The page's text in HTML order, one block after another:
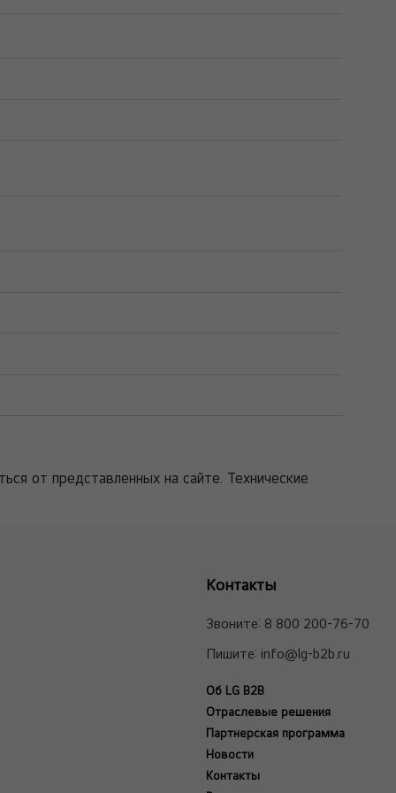
от представленных на сайте. Технические
Контакты
Звоните: 8 800 200-76-70
Пишите: info@lg-b2b.ru
Об LG B2B
Отраслевые решения
Партнерская программа
Новости
Контакты